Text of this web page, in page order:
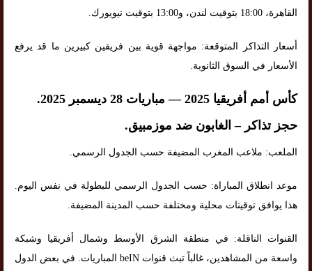
القاهرة، 18:00 بتوقيت لندن، و13:00 بتوقيت نيويورك.
أسعار التذاكر المتوقعة: مواجهة قوية بين فريقين كبيرين ما قد يرفع
الأسعار في السوق الثانوية.
كأس أمم أفريقيا 2025 — مباريات 28 ديسمبر 2025.
حجز تذاكر – الغابون ضد موزمبيق.
الملعب: ملاعب المغرب المضيفة حسب الجدول الرسمي.
موعد انطلاق المباراة: حسب الجدول الرسمي للبطولة في نفس اليوم.
هذا يوافق توقيتات محلية ومختلفة حسب المدينة المضيفة.
القنوات الناقلة: في منطقة الشرق الأوسط وشمال أفريقيا وشبكة
واسعة من المشاهدين، غالباً تبث قنوات beIN المباريات. في بعض الدول